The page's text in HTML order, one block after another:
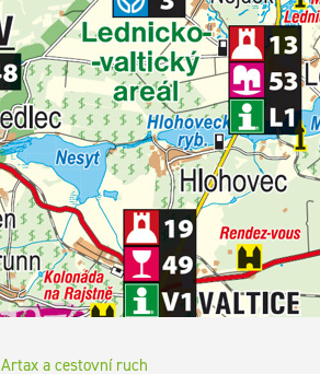
Artax a cestovní ruch